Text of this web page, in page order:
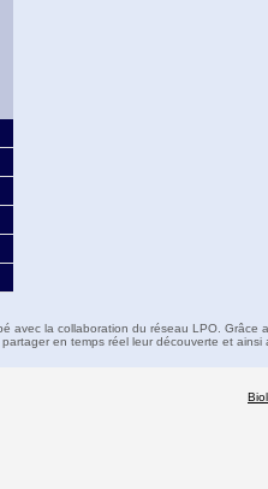
avec la collaboration du réseau LPO.
partager en temps réel leur découverte et